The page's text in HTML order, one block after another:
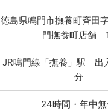
徳島県鳴門市撫養町斉田
門撫養町店舗
JR鳴門線「撫養」駅
分
24時間・年中